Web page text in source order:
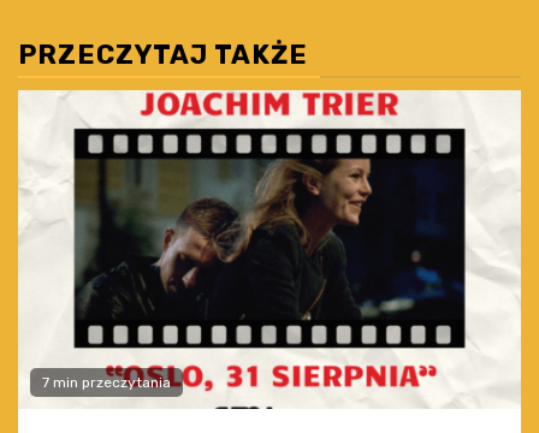
PRZECZYTAJ TAKŻE
7 min przeczytania